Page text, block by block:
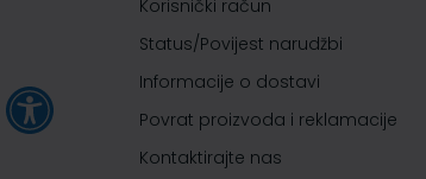
Korisnički račun
Status/Povijest narudžbi
Informacije o dostavi
Povrat proizvoda i reklamacije
Kontaktirajte nas